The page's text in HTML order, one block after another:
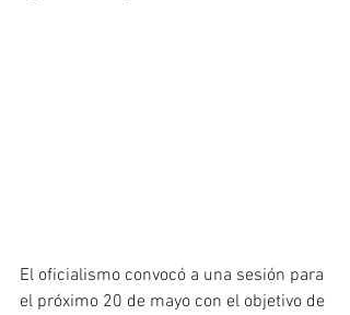
El oficialismo convocó a una sesión para
el próximo 20 de mayo con el objetivo de